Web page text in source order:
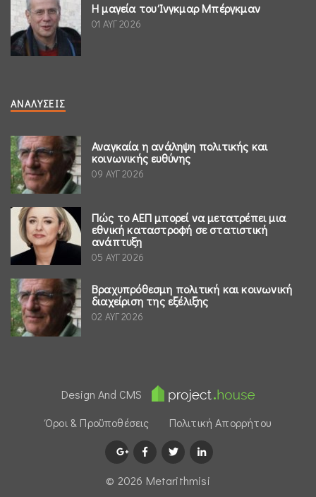
Η μαγεία του Ίνγκμαρ Μπέργκμαν
01 ΑΥΓ 2026
ΑΝΑΛΎΣΕΙΣ
Αναγκαία η ανάληψη πολιτικής και
κοινωνικής ευθύνης
09 ΑΥΓ 2026
Πώς το ΑΕΠ μπορεί να μετατρέπει μια
εθνική καταστροφή σε στατιστική
ανάπτυξη
05 ΑΥΓ 2026
Βραχυπρόθεσμη πολιτική και κοινωνική
διαχείριση της εξέλιξης
02 ΑΥΓ 2026
Design And CMS
Όροι & Προϋποθέσεις
Πολιτική Απορρήτου
© 2026 Μetarithmisi